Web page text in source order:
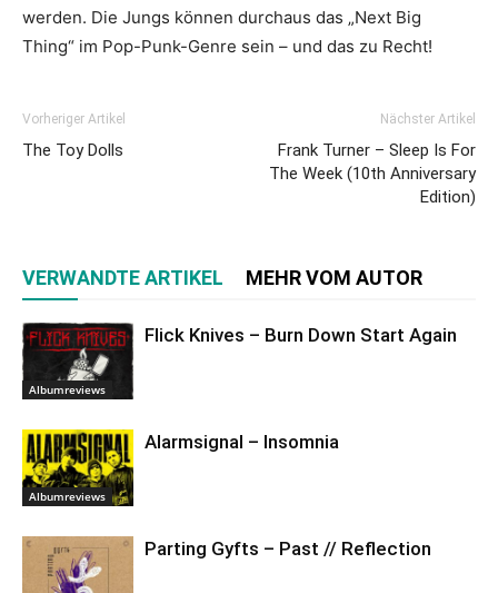
werden. Die Jungs können durchaus das „Next Big
Thing“ im Pop-Punk-Genre sein – und das zu Recht!
Vorheriger Artikel
The Toy Dolls
Nächster Artikel
Frank Turner – Sleep Is For
The Week (10th Anniversary
Edition)
VERWANDTE ARTIKEL MEHR VOM AUTOR
Albumreviews
Flick Knives – Burn Down Start Again
Albumreviews
Alarmsignal – Insomnia
Parting Gyfts – Past // Reflection